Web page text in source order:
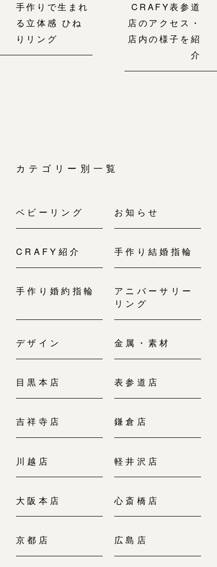
手作りで生まれ
る立体感 ひね
りリング
CRAFY表参道
店のアクセス・
店内の様子を紹
介
カテゴリー別一覧
ベビーリング お知らせ
CRAFY紹介 手作り結婚指輪
手作り婚約指輪
アニバーサリー
リング
デザイン 金属・素材
目黒本店 表参道店
吉祥寺店 鎌倉店
川越店 軽井沢店
大阪本店 心斎橋店
京都店 広島店